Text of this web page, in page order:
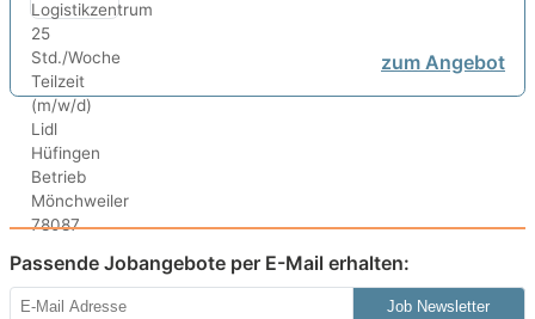
Teilzeit (m/w/d)
zum Angebot
Passende Jobangebote per E-Mail erhalten:
Job Newsletter